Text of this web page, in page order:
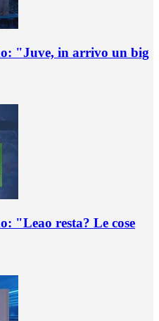
"Juve, in arrivo un big
"Leao resta? Le cose